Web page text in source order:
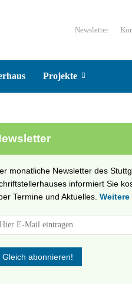
Newsletter
Projekte
monatliche Newsletter des
informiert Sie
Termine und Aktuelles.